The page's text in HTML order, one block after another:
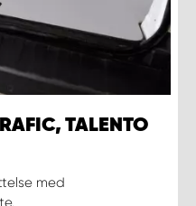
TALENTO
med